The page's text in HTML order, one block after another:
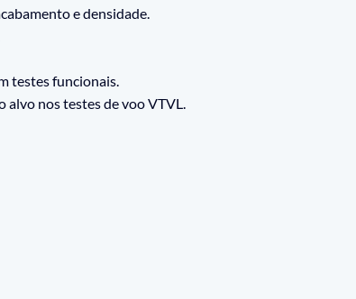
e densidade.
testes funcionais.
alvo nos testes de voo VTVL.